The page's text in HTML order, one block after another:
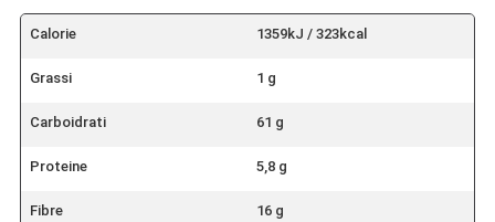
Calorie 1359kJ / 323kcal
Grassi 1 g
Carboidrati 61 g
Proteine 5,8 g
Fibre 16 g